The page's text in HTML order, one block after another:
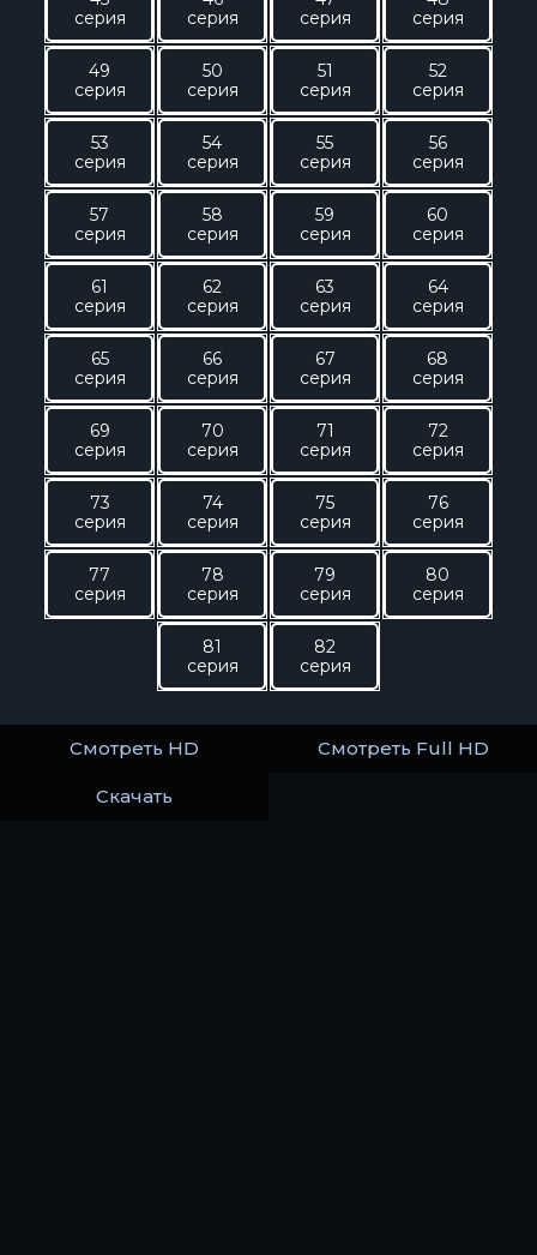
серия
серия
серия
серия
49
серия
50
серия
51
серия
52
серия
53
серия
54
серия
55
серия
56
серия
57
серия
58
серия
59
серия
60
серия
61
серия
62
серия
63
серия
64
серия
65
серия
66
серия
67
серия
68
серия
69
серия
70
серия
71
серия
72
серия
73
серия
74
серия
75
серия
76
серия
77
серия
78
серия
79
серия
80
серия
81
серия
82
серия
Смотреть HD Смотреть Full HD
Скачать